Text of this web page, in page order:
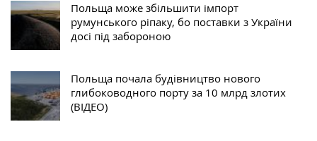
Польща може збільшити імпорт
румунського ріпаку, бо поставки з України
досі під забороною
Польща почала будівництво нового
глибоководного порту за 10 млрд злотих
(ВІДЕО)